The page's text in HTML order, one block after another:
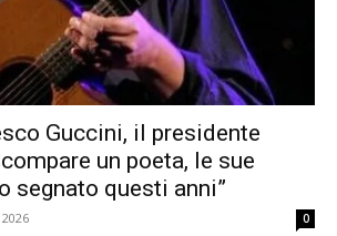
Guccini, il presidente
un poeta, le sue
segnato questi anni”
0